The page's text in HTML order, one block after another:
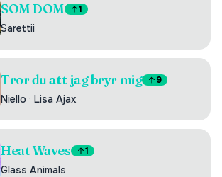
SOM DOM 1
Sarettii
Tror du att jag bryr mig 9
Niello · Lisa Ajax
Heat Waves 1
Glass Animals